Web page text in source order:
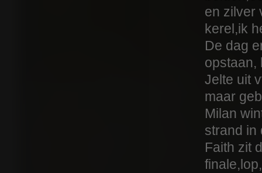
en zilver
kerel,ik
De dag
opstaan,
Jelte uit
maar
Milan
strand in
Faith zit